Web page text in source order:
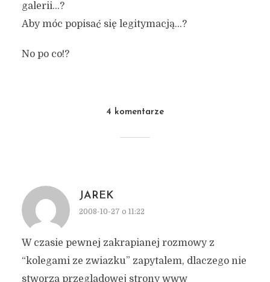
galerii…?
Aby móc popisać się legitymacją…?
No po co!?
4 komentarze
JAREK
2008-10-27 o 11:22
W czasie pewnej zakrapianej rozmowy z
“kolegami ze zwiazku” zapytalem, dlaczego nie
stworza przegladowej strony www